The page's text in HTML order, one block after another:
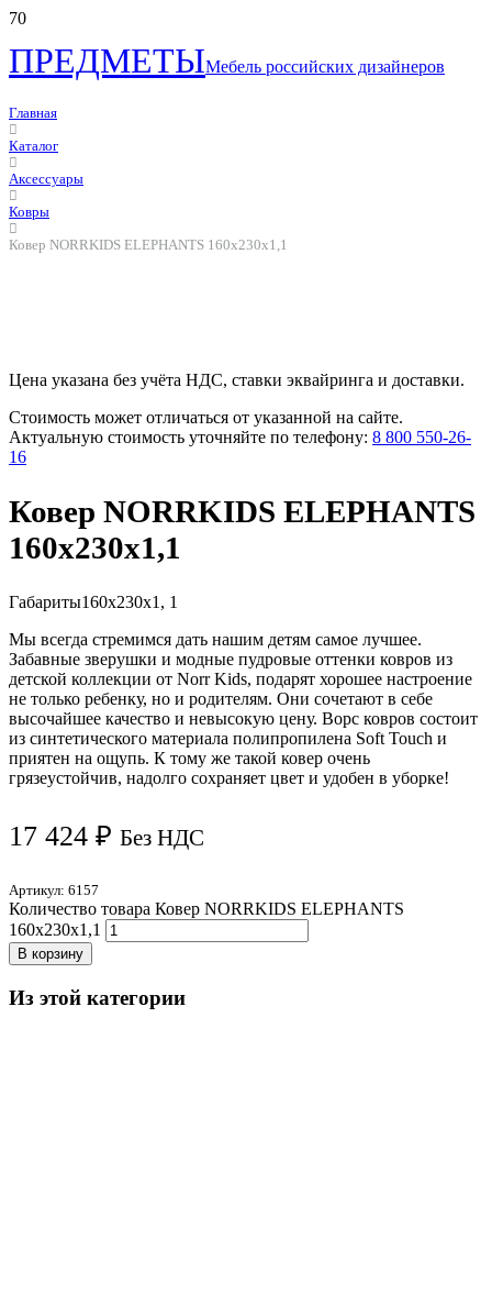
ПРЕДМЕТЫМебель российских дизайнеров
Главная
Каталог
Аксессуары
Ковры
Ковер NORRKIDS ELEPHANTS 160х230х1,1
Цена указана без учёта НДС, ставки эквайринга и доставки.
Стоимость может отличаться от указанной на сайте.
Актуальную стоимость уточняйте по телефону: 8 800 550-26-
16
Ковер NORRKIDS ELEPHANTS
160х230х1,1
Габариты160х230х1, 1
Мы всегда стремимся дать нашим детям самое лучшее.
Забавные зверушки и модные пудровые оттенки ковров из
детской коллекции от Norr Kids, подарят хорошее настроение
не только ребенку, но и родителям. Они сочетают в себе
высочайшее качество и невысокую цену. Ворс ковров состоит
из синтетического материала полипропилена Soft Touch и
приятен на ощупь. К тому же такой ковер очень
грязеустойчив, надолго сохраняет цвет и удобен в уборке!
17 424 ₽ Без НДС
Артикул: 6157
Количество товара Ковер NORRKIDS ELEPHANTS
160х230х1,1
В корзину
Из этой категории